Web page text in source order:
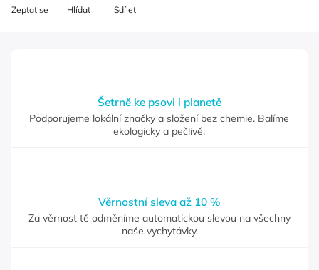
Zeptat se Hlídat Sdílet
Šetrně ke psovi i planetě
Podporujeme lokální značky a složení bez chemie. Balíme
ekologicky a pečlivě.
Věrnostní sleva až 10 %
Za věrnost tě odměníme automatickou slevou na všechny
naše vychytávky.